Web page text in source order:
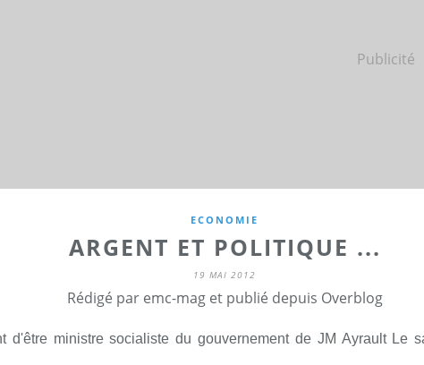
Publicité
ECONOMIE
ARGENT ET POLITIQUE ...
19 MAI 2012
Rédigé par emc-mag et publié depuis Overblog
d'être ministre socialiste du gouvernement de JM Ayrault Le